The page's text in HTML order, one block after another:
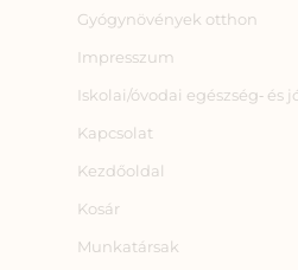
Gyógynövények otthon
Impresszum
Iskolai/óvodai egészség‑ és
Kapcsolat
Kezdőoldal
Kosár
Munkatársak